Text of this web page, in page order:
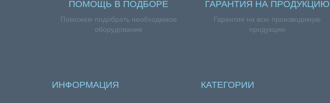
ПОМОЩЬ В ПОДБОРЕ
Поможем подобрать необходимое
оборудование
ГАРАНТИЯ НА ПРОДУКЦИЮ
Гарантия на всю производимую
продукцию
ИНФОРМАЦИЯ КАТЕГОРИИ